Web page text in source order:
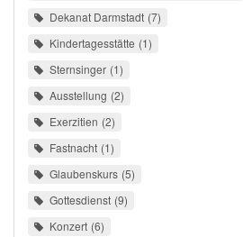
Dekanat Darmstadt 7
Kindertagesstätte 1
Sternsinger 1
Ausstellung 2
Exerzitien 2
Fastnacht 1
Glaubenskurs 5
Gottesdienst 9
Konzert 6